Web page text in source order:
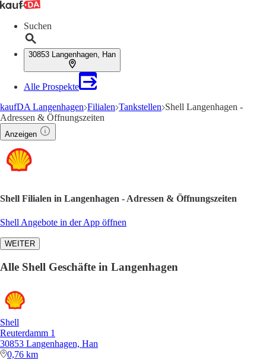
Suchen
30853 Langenhagen, Han
Alle Prospekte
kaufDA Langenhagen Filialen Tankstellen Shell Langenhagen -
Adressen & Öffnungszeiten
Anzeigen
Shell Filialen in Langenhagen - Adressen & Öffnungszeiten
Shell Angebote in der App öffnen
WEITER
Alle Shell Geschäfte in Langenhagen
Shell
Reuterdamm 1
30853 Langenhagen, Han
0,76 km